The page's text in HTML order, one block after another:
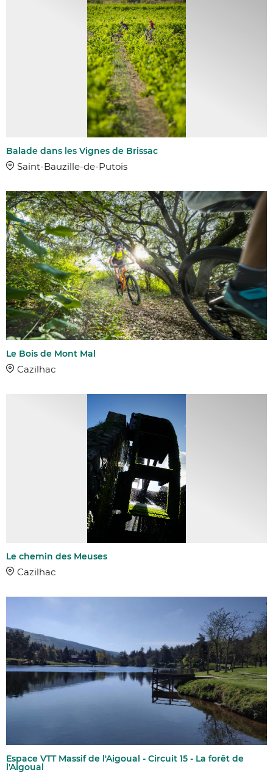
Balade dans les Vignes de Brissac
Saint-Bauzille-de-Putois
Le Bois de Mont Mal
Cazilhac
Le chemin des Meuses
Cazilhac
Espace VTT Massif de l'Aigoual - Circuit 15 - La forêt de
l'Aigoual